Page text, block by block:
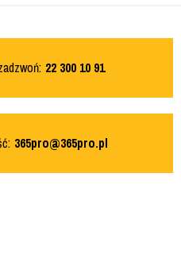
22 300 10 91
365pro@365pro.pl